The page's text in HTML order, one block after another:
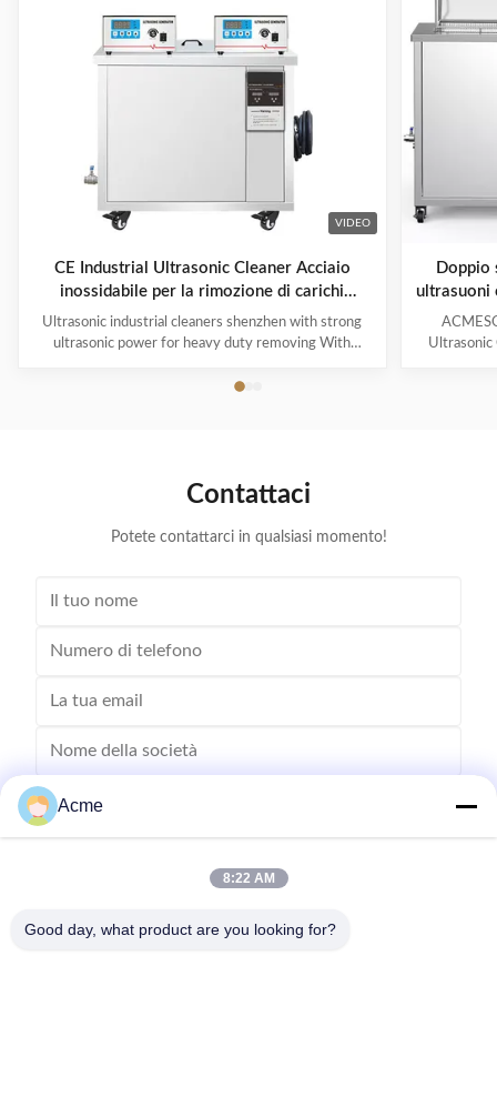
VIDEO
CE Industrial Ultrasonic Cleaner Acciaio
inossidabile per la rimozione di carichi
pesanti
Ultrasonic industrial cleaners shenzhen with strong
ultrasonic power for heavy duty removing With
widely used in engine block, engine parts cleaning,
ultrasonic cleaning of engine parts,
Doppio
ultrasuoni
Ultrasonic
Contattaci
Potete contattarci in qualsiasi momento!
Invii
Acme
8:22 AM
Good day, what product are you looking for?